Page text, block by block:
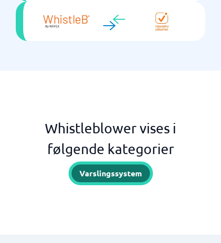
Whistleblower vises i
følgende kategorier
Varslingssystem